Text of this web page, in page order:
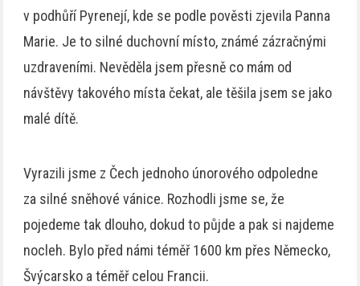
v podhůří Pyrenejí, kde se podle pověsti zjevila Panna
Marie. Je to silné duchovní místo, známé zázračnými
uzdraveními. Nevěděla jsem přesně co mám od
návštěvy takového místa čekat, ale těšila jsem se jako
malé dítě.
Vyrazili jsme z Čech jednoho únorového odpoledne
za silné sněhové vánice. Rozhodli jsme se, že
pojedeme tak dlouho, dokud to půjde a pak si najdeme
nocleh. Bylo před námi téměř 1600 km přes Německo,
Švýcarsko a téměř celou Francii.